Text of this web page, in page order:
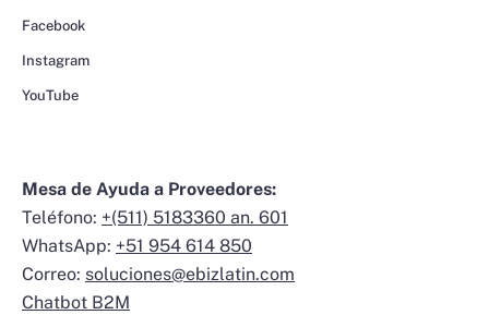
Facebook
Instagram
YouTube
Mesa de Ayuda a Proveedores:
Teléfono: +(511) 5183360 an. 601
WhatsApp: +51 954 614 850
Correo: soluciones@ebizlatin.com
Chatbot B2M